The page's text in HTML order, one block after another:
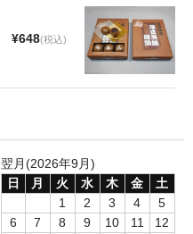
¥648(税込)
翌月(2026年9月)
日
月 火 水 木 金
土
1
2 3 4
5
6
7 8 9 10 11
12